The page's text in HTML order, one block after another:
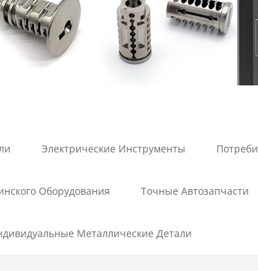
Электрические Инструменты
Оборудования Точные Автозапчасти
Металлические Детали